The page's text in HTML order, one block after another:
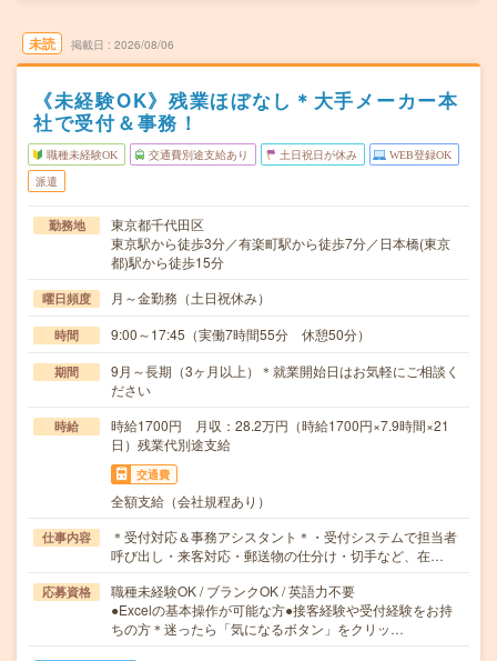
未読 掲載日 2026/08/06
《未経験OK》残業ほぼなし＊大手メーカー本
社で受付＆事務！
職種未経験OK 交通費別途支給あり 土日祝日が休み WEB登録OK
派遣
勤務地
東京都千代田区
東京駅から徒歩3分／有楽町駅から徒歩7分／日本橋(東京
都)駅から徒歩15分
曜日頻度 月～金勤務（土日祝休み）
時間 9:00～17:45（実働7時間55分 休憩50分）
期間
9月～長期（3ヶ月以上）＊就業開始日はお気軽にご相談く
ださい
時給
時給1700円 月収：28.2万円（時給1700円×7.9時間×21
日）残業代別途支給
交通費
全額支給（会社規程あり）
仕事内容
＊受付対応＆事務アシスタント＊・受付システムで担当者
呼び出し・来客対応・郵送物の仕分け・切手など、在…
応募資格
職種未経験OK / ブランクOK / 英語力不要
●Excelの基本操作が可能な方●接客経験や受付経験をお持
ちの方＊迷ったら「気になるボタン」をクリッ…